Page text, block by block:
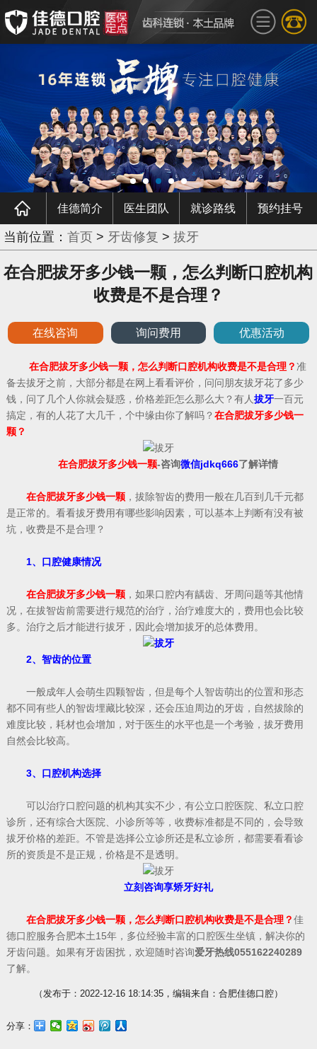
佳德简介 医生团队 就诊路线 预约挂号
当前位置： 首页 > 牙齿修复 > 拔牙
在合肥拔牙多少钱一颗，怎么判断口腔机构
收费是不是合理？
在线咨询 询问费用 优惠活动
在合肥拔牙多少钱一颗，怎么判断口腔机构收费是不是合理？准
备去拔牙之前，大部分都是在网上看看评价，问问朋友拔牙花了多少
钱，问了几个人你就会疑惑，价格差距怎么那么大？有人拔牙一百元
搞定，有的人花了大几千，个中缘由你了解吗？ 在合肥拔牙多少钱一
颗？
在合肥拔牙多少钱一颗-咨询微信jdkq666了解详情
在合肥拔牙多少钱一颗，拔除智齿的费用一般在几百到几千元都
是正常的。看看拔牙费用有哪些影响因素，可以基本上判断有没有被
坑，收费是不是合理？
1、口腔健康情况
在合肥拔牙多少钱一颗，如果口腔内有龋齿、牙周问题等其他情
况，在拔智齿前需要进行规范的治疗，治疗难度大的，费用也会比较
多。治疗之后才能进行拔牙，因此会增加拔牙的总体费用。
2、智齿的位置
一般成年人会萌生四颗智齿，但是每个人智齿萌出的位置和形态
都不同有些人的智齿埋藏比较深，还会压迫周边的牙齿，自然拔除的
难度比较，耗材也会增加，对于医生的水平也是一个考验，拔牙费用
自然会比较高。
3、口腔机构选择
可以治疗口腔问题的机构其实不少，有公立口腔医院、私立口腔
诊所，还有综合大医院、小诊所等等，收费标准都是不同的，会导致
拔牙价格的差距。不管是选择公立诊所还是私立诊所，都需要看看诊
所的资质是不是正规，价格是不是透明。
立刻咨询享矫牙好礼
在合肥拔牙多少钱一颗，怎么判断口腔机构收费是不是合理？佳
德口腔服务合肥本土15年，多位经验丰富的口腔医生坐镇，解决你的
牙齿问题。如果有牙齿困扰，欢迎随时咨询爱牙热线055162240289
了解。
（发布于：2022-12-16 18:14:35，编辑来自：合肥佳德口腔）
分享：